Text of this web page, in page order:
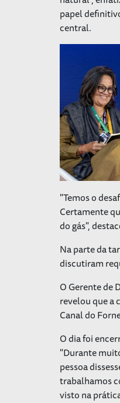
papel
central.
"Temos o
Certamente
do gás",
Na parte da
discutiram
O Gerente de
revelou que a
Canal do
O dia foi
"Durante
pessoa
trabalhamos
visto na